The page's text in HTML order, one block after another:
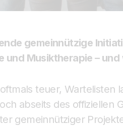
gemeinnützige
und Musiktherapie –
teuer,
abseits des offiziellen
gemeinnütziger